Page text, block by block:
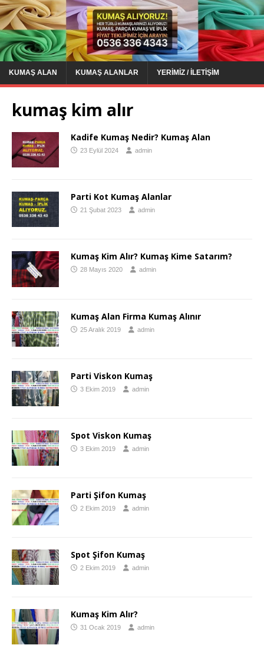
KUMAŞ ALAN KUMAŞ ALANLAR YERIMIZ / İLETIŞIM
kumaş kim alır
Kadife Kumaş Nedir? Kumaş Alan
23 Eylül 2024 admin
Parti Kot Kumaş Alanlar
21 Şubat 2023 admin
Kumaş Kim Alır? Kumaş Kime Satarım?
28 Mayıs 2020 admin
Kumaş Alan Firma Kumaş Alınır
25 Aralık 2019 admin
Parti Viskon Kumaş
3 Ekim 2019 admin
Spot Viskon Kumaş
3 Ekim 2019 admin
Parti Şifon Kumaş
2 Ekim 2019 admin
Spot Şifon Kumaş
2 Ekim 2019 admin
Kumaş Kim Alır?
31 Ocak 2019 admin